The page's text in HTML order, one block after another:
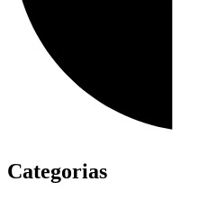
Categorias